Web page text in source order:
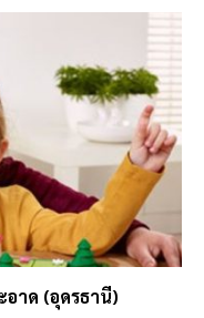
อาด (อุดรธานี)